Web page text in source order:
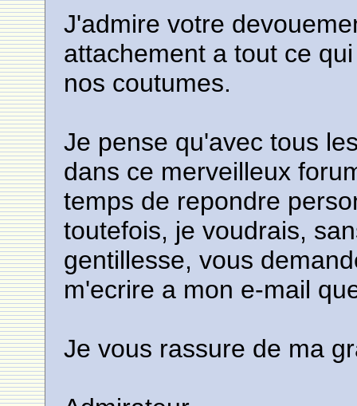
J'admire votre
attachement a tout ce
nos coutumes.
Je pense qu'avec tous
dans ce merveilleux
temps de repondre
toutefois, je voudrais,
gentillesse, vous
m'ecrire a mon e-mail
Je vous rassure de ma